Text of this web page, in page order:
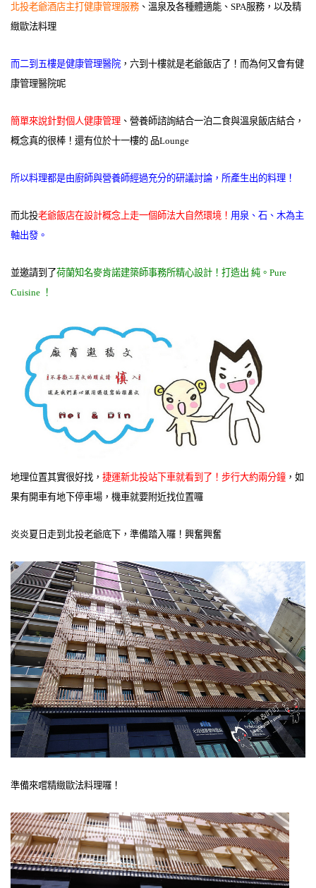
北投老爺酒店主打健康管理服務 、溫泉及各種體適能、SPA服務，以及精
緻歐法料理
而二到五樓是健康管理醫院 ，六到十樓就是老爺飯店了！而為何又會有健
康管理醫院呢
簡單來說針對個人健康管理 、營養師諮詢結合一泊二食與溫泉飯店結合，
概念真的很棒！還有位於十一樓的 品Lounge
所以料理都是由廚師與營養師經過充分的研議討論，所產生出的料理！
而北投老爺飯店在設計概念上走一個師法大自然環境！ 用泉、石、木為主
軸出發。
並邀請到了荷蘭知名麥肯諾建築師事務所精心設計！打造出 純。Pure
Cuisine ！
地理位置其實很好找， 捷運新北投站下車就看到了！步行大約兩分鐘 ，如
果有開車有地下停車場，機車就要附近找位置囉
炎炎夏日走到北投老爺底下，準備踏入囉！興奮興奮
準備來嚐精緻歐法料理囉！